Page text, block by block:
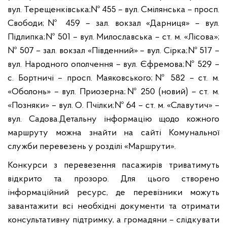
вул. Терещенківська; № 455 – вул. Смілянська – просп.
Свободи; № 459 – зал. вокзал «Дарниця» – вул.
Підлипка; № 501 – вул. Милославська – ст. м. «Лісова»;
№ 507 – зал. вокзал «Південний» – вул. Сірка; № 517 –
вул. Народного ополчення – вул. Єфремова; № 529 –
с. Бортничі – просп. Маяковського; № 582 – ст. м.
«Оболонь» – вул. Приозерна; № 250 (новий) – ст. м.
«Позняки» – вул. О. Пчілки; № 64 – ст. м. «Славутич» –
вул. Садова.Детальну інформацію щодо кожного
маршруту можна знайти на сайті Комунальної
служби перевезень у розділі «Маршрути».
Конкурси з перевезення пасажирів триватимуть
відкрито та прозоро. Для цього створено
інформаційний ресурс, де перевізники можуть
завантажити всі необхідні документи та отримати
консультативну підтримку, а громадяни – слідкувати